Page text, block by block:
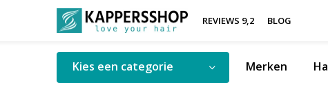
REVIEWS 9,2 BLOG
Kies een categorie Merken